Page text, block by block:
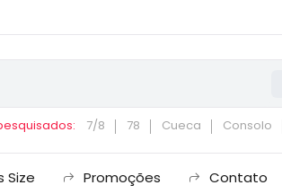
7/8 78 Cueca Consolo
Size Promoções Contato